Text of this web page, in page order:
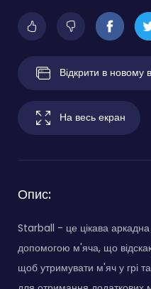
Відкрити в новому
На весь екран
Опис:
Starball - це цікава
допомогою м'яча, що
щоб утримувати м'яч у грі